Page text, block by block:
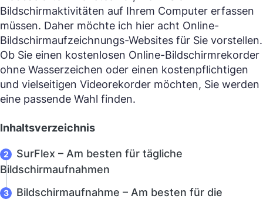
Bildschirmaktivitäten auf Ihrem Computer erfassen
müssen. Daher möchte ich hier acht Online-
Bildschirmaufzeichnungs-Websites für Sie vorstellen.
Ob Sie einen kostenlosen Online-Bildschirmrekorder
ohne Wasserzeichen oder einen kostenpflichtigen
und vielseitigen Videorekorder möchten, Sie werden
eine passende Wahl finden.
Inhaltsverzeichnis
SurFlex – Am besten für tägliche
Bildschirmaufnahmen
Bildschirmaufnahme – Am besten für die